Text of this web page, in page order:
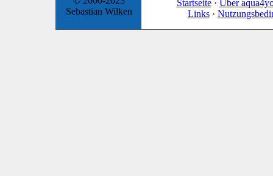
Sebastian Wilken
Startseite· Über
Links·